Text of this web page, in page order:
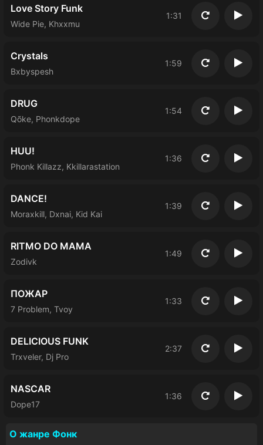
Love Story Funk
Wide Pie, Khxxmu
1:31 Повторить
Crystals
Bxbyspesh
1:59 Повторить
DRUG
Qõke, Phonkdope
1:54 Повторить
HUU!
Phonk Killazz, Kkillarastation
1:36 Повторить
DANCE!
Moraxkill, Dxnai, Kid Kai
1:39 Повторить
RITMO DO MAMA
Zodivk
1:49 Повторить
ПОЖАР
7 Problem, Tvoy
1:33 Повторить
DELICIOUS FUNK
Trxveler, Dj Pro
2:37 Повторить
NASCAR
Dope17
1:36 Повторить
О жанре Фoнк